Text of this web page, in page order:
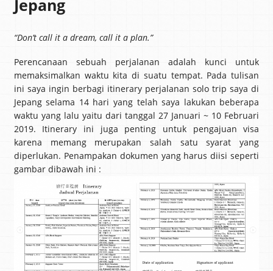
Jepang ​
“Don’t call it a dream, call it a plan.”
Perencanaan sebuah perjalanan adalah kunci untuk
memaksimalkan waktu kita di suatu tempat. Pada tulisan
ini saya ingin berbagi itinerary perjalanan solo trip saya di
Jepang selama 14 hari yang telah saya lakukan beberapa
waktu yang lalu yaitu dari tanggal 27 Januari ~ 10 Februari
2019. Itinerary ini juga penting untuk pengajuan visa
karena memang merupakan salah satu syarat yang
diperlukan. Penampakan dokumen yang harus diisi seperti
gambar dibawah ini :